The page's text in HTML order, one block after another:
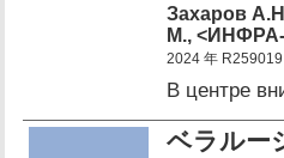
Захаров
М., <ИНФРА-
2024 年 R259019
В центре
ベラルー